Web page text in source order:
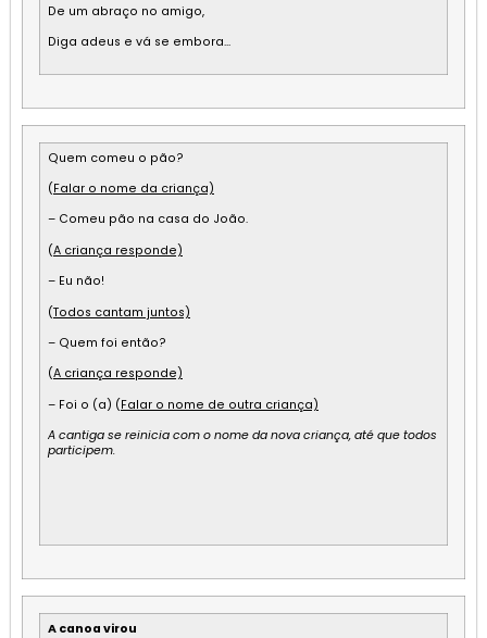
De um abraço no amigo,
Diga adeus e vá se embora…
Quem comeu o pão?
(Falar o nome da criança)
– Comeu pão na casa do João.
(A criança responde)
– Eu não!
(Todos cantam juntos)
– Quem foi então?
(A criança responde)
– Foi o (a) (Falar o nome de outra criança)
A cantiga se reinicia com o nome da nova criança, até que todos
participem.
A canoa virou